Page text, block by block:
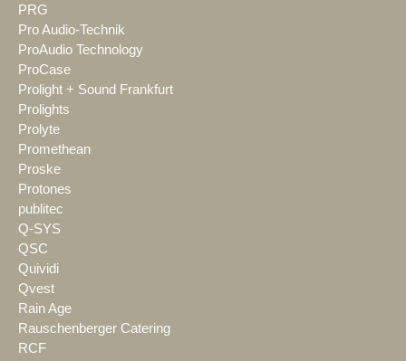
PRG
Pro Audio-Technik
ProAudio Technology
ProCase
Prolight + Sound Frankfurt
Prolights
Prolyte
Promethean
Proske
Protones
publitec
Q-SYS
QSC
Quividi
Qvest
Rain Age
Rauschenberger Catering
RCF